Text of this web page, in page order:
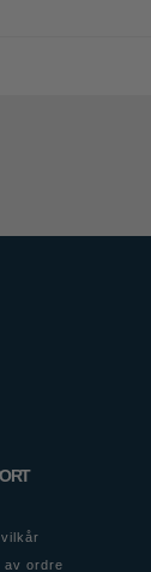
av ordre